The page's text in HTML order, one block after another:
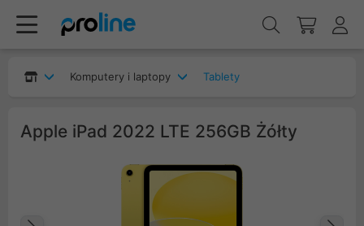
Komputery i laptopy Tablety
Apple iPad 2022 LTE 256GB Żółty